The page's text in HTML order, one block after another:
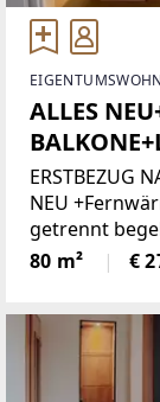
ALLES
ERSTBEZUG
NEU
getrennt
Türen+Neues
80 m² €